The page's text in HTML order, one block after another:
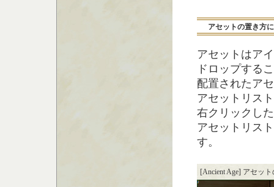
アセットの置き方
アセットはア
ドロップする
配置されたア
アセットリス
右クリックし
アセットリス
す。
[Ancient Age] アセッ